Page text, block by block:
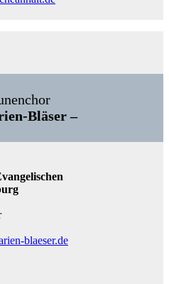
Bläser –
blaeser.de